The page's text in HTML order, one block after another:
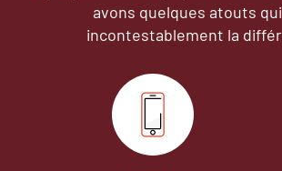
avons quelques atouts
incontestablement la